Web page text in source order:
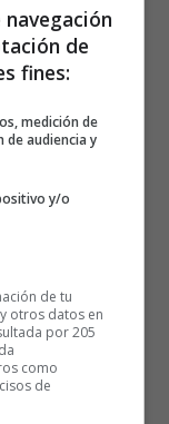
de
fines:
medición de
de audiencia y
y/o
de tu
otros datos en
por 205
como
de